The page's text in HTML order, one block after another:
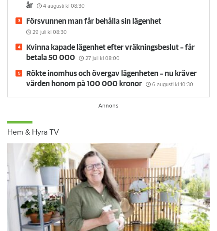
år
4 augusti kl 08:30
Försvunnen man får behålla sin lägenhet
29 juli kl 08:30
Kvinna kapade lägenhet efter vräkningsbeslut – får
betala 50 000
27 juli kl 08:00
Rökte inomhus och övergav lägenheten – nu kräver
värden honom på 100 000 kronor
6 augusti kl 10:30
Hem & Hyra TV